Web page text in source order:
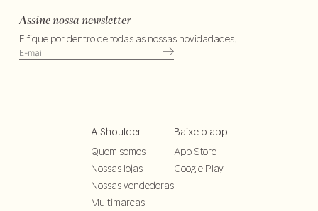
Assine nossa newsletter
E fique por dentro de todas as nossas novidadades.
A Shoulder
Quem somos
Nossas lojas
Nossas vendedoras
Multimarcas
Baixe o app
App Store
Google Play